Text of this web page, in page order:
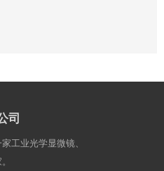
司
工业光学显微镜、